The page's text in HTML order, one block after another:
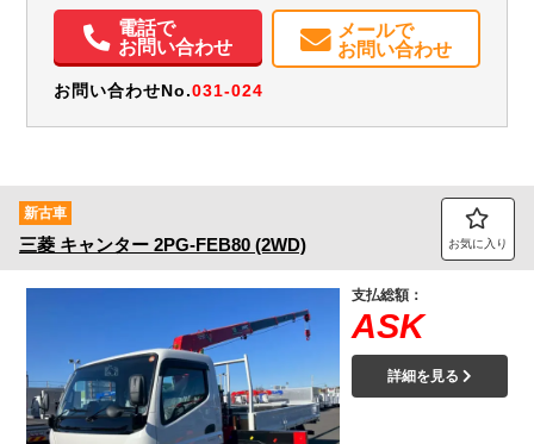
電動格納ミラー
バックモニター
取扱説明書（一部含む）
メンテナンスノート（保証書）
電話で
お問い合わせ
メールで
お問い合わせ
お問い合わせNo.031-024
新古車
三菱 キャンター 2PG-FEB80 (2WD) お気に入り
支払総額：
ASK
詳細を見る